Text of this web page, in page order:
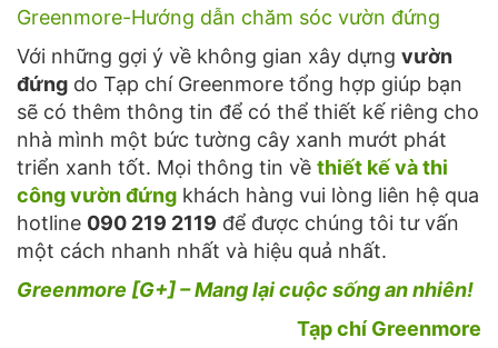
Greenmore-Hướng dẫn chăm sóc vườn đứng
Với những gợi ý về không gian xây dựng vườn
đứng do Tạp chí Greenmore tổng hợp giúp bạn
sẽ có thêm thông tin để có thể thiết kế riêng cho
nhà mình một bức tường cây xanh mướt phát
triển xanh tốt. Mọi thông tin về thiết kế và thi
công vườn đứng khách hàng vui lòng liên hệ qua
hotline 090 219 2119 để được chúng tôi tư vấn
một cách nhanh nhất và hiệu quả nhất.
Greenmore [G+] – Mang lại cuộc sống an nhiên!
Tạp chí Greenmore